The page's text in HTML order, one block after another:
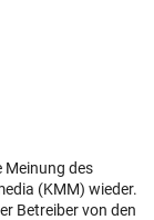
Meinung des
(KMM) wieder.
Betreiber von den